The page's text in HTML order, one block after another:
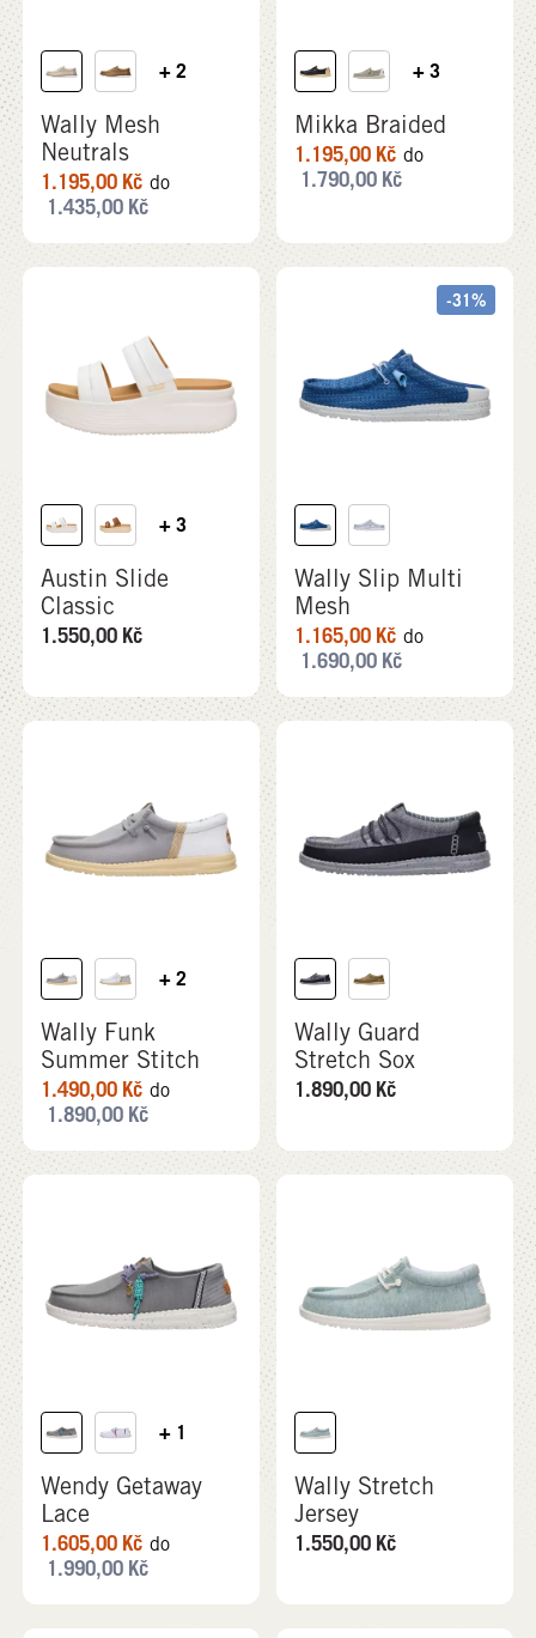
+ 2
Wally Mesh
Neutrals
1.195,00 Kč do
1.435,00 Kč
+ 3
Mikka Braided
1.195,00 Kč do
1.790,00 Kč
+ 3
Austin Slide
Classic
1.550,00 Kč
-31%
Wally Slip Multi
Mesh
1.165,00 Kč do
1.690,00 Kč
+ 2
Wally Funk
Summer Stitch
1.490,00 Kč do
1.890,00 Kč
Wally Guard
Stretch Sox
1.890,00 Kč
+ 1
Wendy Getaway
Lace
1.605,00 Kč do
1.990,00 Kč
Wally Stretch
Jersey
1.550,00 Kč